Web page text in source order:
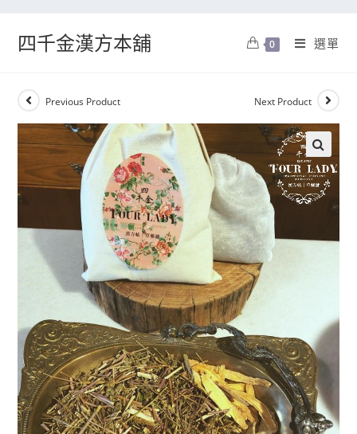
四千金漢方本舖 0 選單
Previous Product Next Product